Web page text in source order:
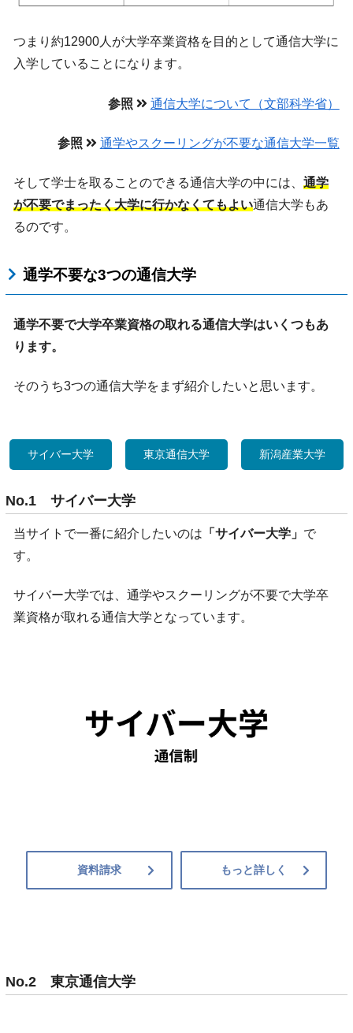
つまり約12900人が大学卒業資格を目的として通信大学に
入学していることになります。
参照 通信大学について（文部科学省）
参照 通学やスクーリングが不要な通信大学一覧
そして学士を取ることのできる通信大学の中には、通学
が不要でまったく大学に行かなくてもよい通信大学もあ
るのです。
通学不要な3つの通信大学
通学不要で大学卒業資格の取れる通信大学はいくつもあ
ります。
そのうち3つの通信大学をまず紹介したいと思います。
サイバー大学 東京通信大学 新潟産業大学
No.1 サイバー大学
当サイトで一番に紹介したいのは 「サイバー大学」 で
す。
サイバー大学では、通学やスクーリングが不要で大学卒
業資格が取れる通信大学となっています。
資料請求 もっと詳しく
No.2 東京通信大学